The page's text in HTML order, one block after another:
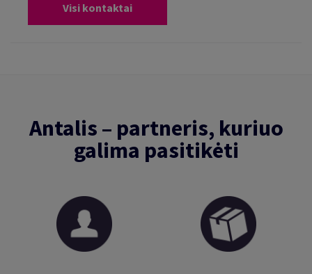
Visi kontaktai
Antalis – partneris, kuriuo
galima pasitikėti